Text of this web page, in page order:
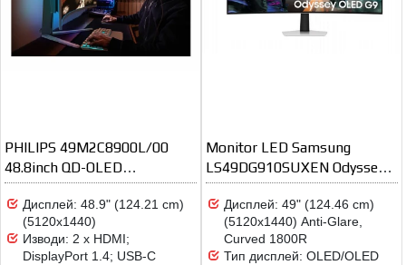
PHILIPS 49M2C8900L/00
48.8inch QD-OLED
5120x1440 144Hz HDMI
Дисплей: 48.9" (124.21 cm)
(5120x1440)
Изводи: 2 x HDMI;
DisplayPort 1.4; USB-C
Monitor LED Samsung
LS49DG910SUXEN Odyssey
G91SD
Дисплей: 49" (124.46 cm)
(5120x1440) Anti-Glare,
Curved 1800R
Тип дисплей: OLED/OLED